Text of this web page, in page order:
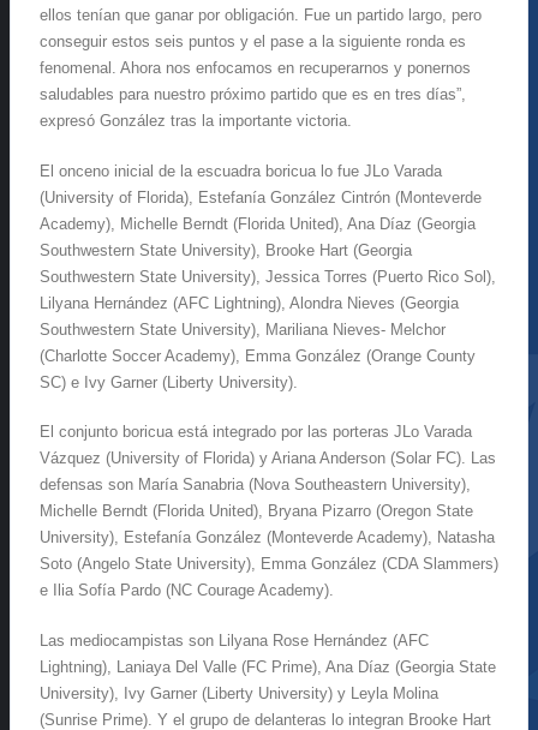
ellos tenían que ganar por obligación. Fue un partido largo, pero
conseguir estos seis puntos y el pase a la siguiente ronda es
fenomenal. Ahora nos enfocamos en recuperarnos y ponernos
saludables para nuestro próximo partido que es en tres días”,
expresó González tras la importante victoria.
El onceno inicial de la escuadra boricua lo fue JLo Varada
(University of Florida), Estefanía González Cintrón (Monteverde
Academy), Michelle Berndt (Florida United), Ana Díaz (Georgia
Southwestern State University), Brooke Hart (Georgia
Southwestern State University), Jessica Torres (Puerto Rico Sol),
Lilyana Hernández (AFC Lightning), Alondra Nieves (Georgia
Southwestern State University), Mariliana Nieves- Melchor
(Charlotte Soccer Academy), Emma González (Orange County
SC) e Ivy Garner (Liberty University).
El conjunto boricua está integrado por las porteras JLo Varada
Vázquez (University of Florida) y Ariana Anderson (Solar FC). Las
defensas son María Sanabria (Nova Southeastern University),
Michelle Berndt (Florida United), Bryana Pizarro (Oregon State
University), Estefanía González (Monteverde Academy), Natasha
Soto (Angelo State University), Emma González (CDA Slammers)
e Ilia Sofía Pardo (NC Courage Academy).
Las mediocampistas son Lilyana Rose Hernández (AFC
Lightning), Laniaya Del Valle (FC Prime), Ana Díaz (Georgia State
University), Ivy Garner (Liberty University) y Leyla Molina
(Sunrise Prime). Y el grupo de delanteras lo integran Brooke Hart